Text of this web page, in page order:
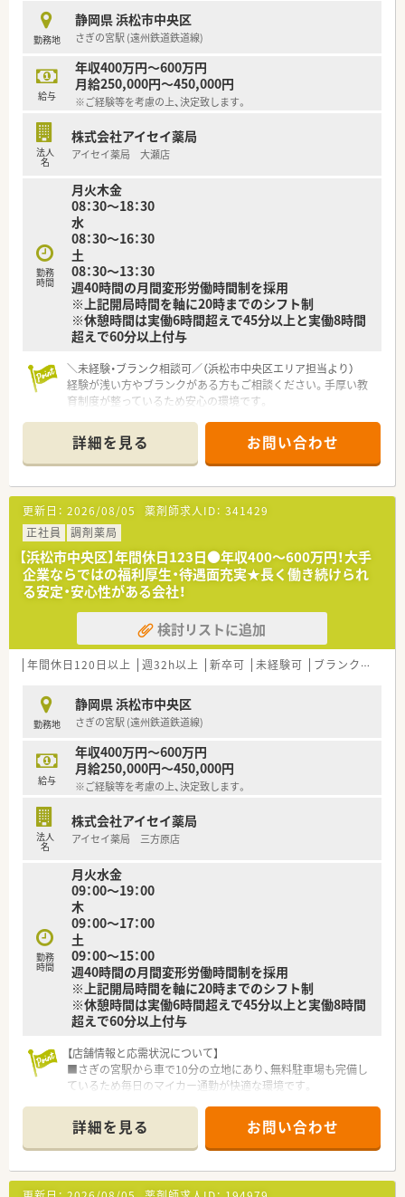
【想定される業務内容】
■調剤、監査、服薬指導に加え、かかりつけ薬剤師として患者様
一人ひとりと向き合っていただきます。
■個人宅8～9名と施設1ヶ所への在宅業務にも携わり、地域医療
に深く貢献することができます。
■一包化業務も多く発生しますが、予製剤の活用や監査システム
で効率的に業務を進められます。
【職場環境と雰囲気】
■20代の若手薬剤師が中心となって活躍しており、活気があり
■調剤室は5～6人が入っても問題ない広さが確保され、効率よく
業務に取り組めます。
■門前の医療機関との関係も良好で、情報交換の機会も多く知識
を深めることが可能です。
勤務地
静岡県 浜松市中央区
さぎの宮駅 (遠州鉄道鉄道線)
給与
年収400万円～600万円
月給250,000円～450,000円
※ご経験等を考慮の上、決定致します。
法人
名
株式会社アイセイ薬局
アイセイ薬局 大瀬店
勤務
時間
月火木金
08：30～18：30
水
08：30～16：30
土
08：30～13：30
週40時間の月間変形労働時間制を採用
※上記開局時間を軸に20時までのシフト制
※休憩時間は実働6時間超えで45分以上と実働8時間
超えで60分以上付与
＼未経験・ブランク相談可／（浜松市中央区エリア担当より）
経験が浅い方やブランクがある方もご相談ください。手厚い教
育制度が整っているため安心の環境です。
【店舗情報と応需状況について】
■最寄り駅の遠州鉄道鉄道線「さぎの宮駅」から、徒歩で20分ほ
どの場所に位置しています。
■内科や小児科など複数科目を応需しており、1日の処方箋枚数
は40～50枚程度です。
■薬剤師は常勤3名体制で、気さくな30代の管理薬剤師を中心に
和やかな雰囲気の職場です。
【募集背景と求める人物像について】
■今回は退職に伴う欠員補充が目的のため、地域医療に貢献した
いという意欲のある方を募集します。
■今後長くご活躍いただける方を歓迎しており、キャリアアップ
を目指す20～30代の方に最適です。
■患者様や医療機関と良好な関係を築ける、コミュニケーション
能力の高い方を求めています。
【法人特徴について】
■全国に約400店舗を展開し、特に医療モール開発では業界トッ
プクラスの実績を誇ります。
■薬剤師でもある社長が自らの育休経験を活かし、女性が長く働
き続けられる企業を目指しています。
■人材定着率が97％と非常に高く、多くの方が「薬局の雰囲気の
良さ」を入社の決め手に挙げています。
【勤務実態について】
■全社での月間平均残業時間は11時間程度と少なく、プライベ
■時間外手当は1分単位で計算して支給されるため、サービス残
業は一切ありません。
■試用期間経過後、入社日に合わせて有給休暇が付与されるた
め、急な体調不良の際も安心です。
詳細を見る お問い合わせ
更新日： 2026/08/05 薬剤師求人ID： 341429
正社員
調剤薬局
【浜松市中央区】年間休日123日●年収400～600万円！大手
企業ならではの福利厚生・待遇面充実★長く働き続けられ
る安定・安心性がある会社！
検討リストに追加
年間休日120日以上 週32h以上 新卒可 未経験可 ブランク可
勤務地
静岡県 浜松市中央区
さぎの宮駅 (遠州鉄道鉄道線)
給与
年収400万円～600万円
月給250,000円～450,000円
※ご経験等を考慮の上、決定致します。
法人
名
株式会社アイセイ薬局
アイセイ薬局 三方原店
勤務
時間
月火水金
09：00～19：00
木
09：00～17：00
土
09：00～15：00
週40時間の月間変形労働時間制を採用
※上記開局時間を軸に20時までのシフト制
※休憩時間は実働6時間超えで45分以上と実働8時間
超えで60分以上付与
【店舗情報と応需状況について】
■さぎの宮駅から車で10分の立地にあり、無料駐車場も完備し
ているため毎日のマイカー通勤が快適な環境です。
箋に応需し、在宅業務にも対応しています。
■常勤薬剤師5名とパート1名に事務スタッフ3名が在籍し、スタ
ッフ同士が協力し合いながら働ける体制です。
【求人情報について】
詳細を見る お問い合わせ